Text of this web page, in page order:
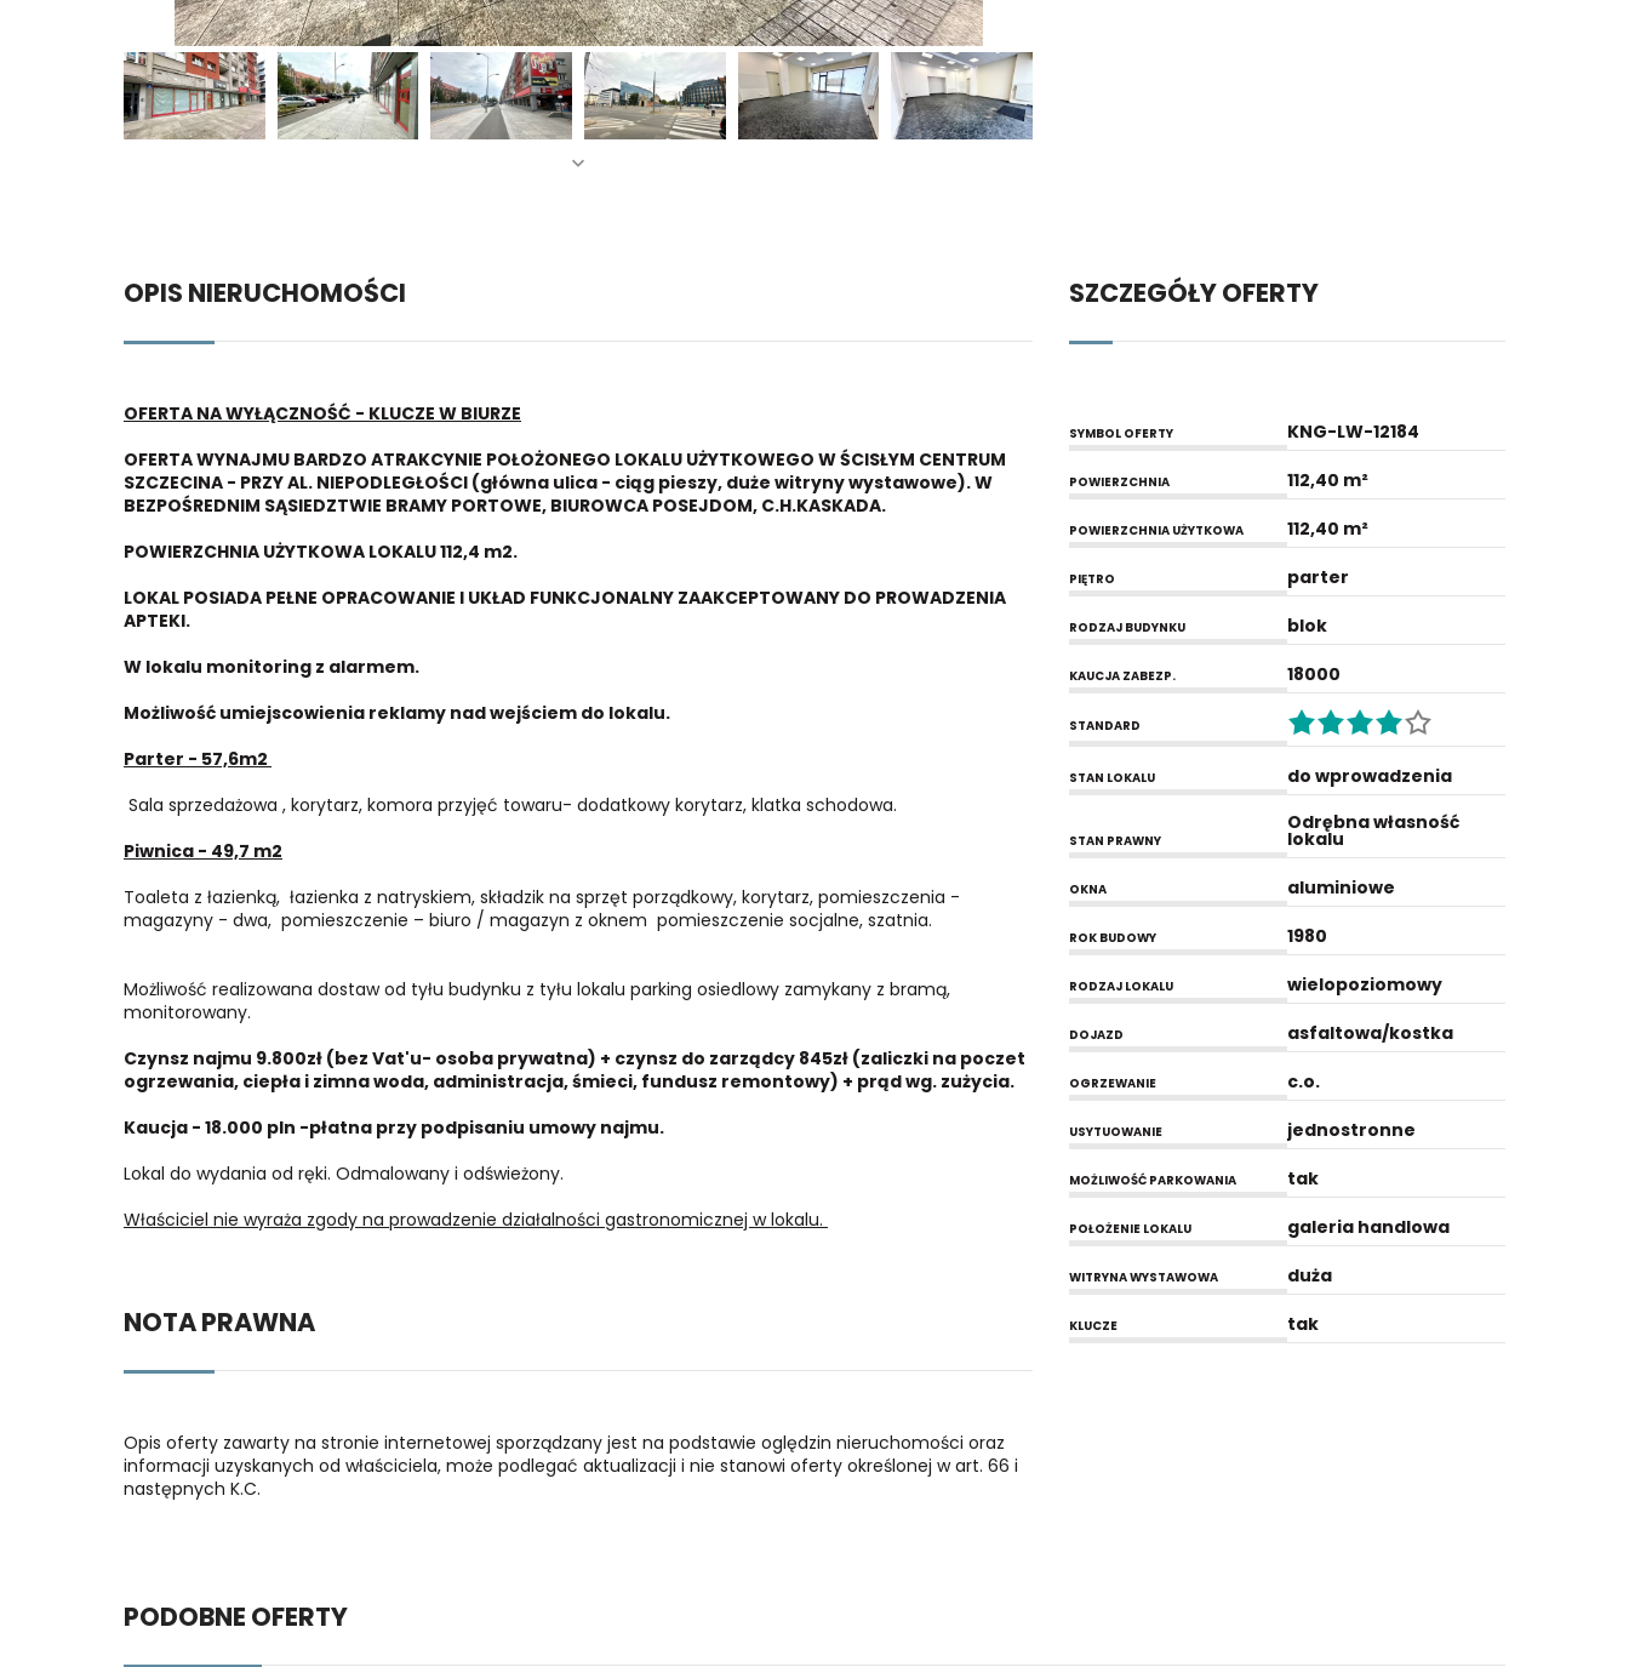
OPIS NIERUCHOMOŚCI
OFERTA NA WYŁĄCZNOŚĆ - KLUCZE W BIURZE
OFERTA WYNAJMU BARDZO ATRAKCYNIE POŁOŻONEGO LOKALU UŻYTKOWEGO W ŚCISŁYM CENTRUM
SZCZECINA - PRZY AL. NIEPODLEGŁOŚCI (główna ulica - ciąg pieszy, duże witryny wystawowe). W
BEZPOŚREDNIM SĄSIEDZTWIE BRAMY PORTOWE, BIUROWCA POSEJDOM, C.H.KASKADA.
POWIERZCHNIA UŻYTKOWA LOKALU 112,4 m2.
LOKAL POSIADA PEŁNE OPRACOWANIE I UKŁAD FUNKCJONALNY ZAAKCEPTOWANY DO PROWADZENIA
APTEKI.
W lokalu monitoring z alarmem.
Możliwość umiejscowienia reklamy nad wejściem do lokalu.
Parter - 57,6m2
Sala sprzedażowa , korytarz, komora przyjęć towaru- dodatkowy korytarz, klatka schodowa.
Piwnica - 49,7 m2
Toaleta z łazienką, łazienka z natryskiem, składzik na sprzęt porządkowy, korytarz, pomieszczenia -
magazyny - dwa, pomieszczenie – biuro / magazyn z oknem pomieszczenie socjalne, szatnia.
Możliwość realizowana dostaw od tyłu budynku z tyłu lokalu parking osiedlowy zamykany z bramą,
monitorowany.
Czynsz najmu 9.800zł (bez Vat'u- osoba prywatna) + czynsz do zarządcy 845zł (zaliczki na poczet
ogrzewania, ciepła i zimna woda, administracja, śmieci, fundusz remontowy) + prąd wg. zużycia.
Kaucja - 18.000 pln -płatna przy podpisaniu umowy najmu.
Lokal do wydania od ręki. Odmalowany i odświeżony.
Właściciel nie wyraża zgody na prowadzenie działalności gastronomicznej w lokalu.
NOTA PRAWNA
Opis oferty zawarty na stronie internetowej sporządzany jest na podstawie oględzin nieruchomości oraz
informacji uzyskanych od właściciela, może podlegać aktualizacji i nie stanowi oferty określonej w art. 66 i
następnych K.C.
SZCZEGÓŁY OFERTY
SYMBOL OFERTY KNG-LW-12184
POWIERZCHNIA 112,40 m²
POWIERZCHNIA UŻYTKOWA 112,40 m²
PIĘTRO parter
RODZAJ BUDYNKU blok
KAUCJA ZABEZP. 18000
STANDARD
STAN LOKALU do wprowadzenia
STAN PRAWNY
Odrębna własność
lokalu
OKNA aluminiowe
ROK BUDOWY 1980
RODZAJ LOKALU wielopoziomowy
DOJAZD asfaltowa/kostka
OGRZEWANIE c.o.
USYTUOWANIE jednostronne
MOŻLIWOŚĆ PARKOWANIA tak
POŁOŻENIE LOKALU galeria handlowa
WITRYNA WYSTAWOWA duża
KLUCZE tak
PODOBNE OFERTY